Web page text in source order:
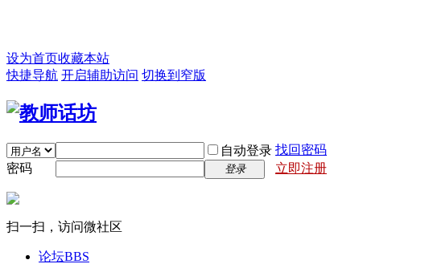
设为首页收藏本站
快捷导航 开启辅助访问 切换到窄版
自动登录 找回密码
密码
登录 立即注册
扫一扫，访问微社区
论坛BBS